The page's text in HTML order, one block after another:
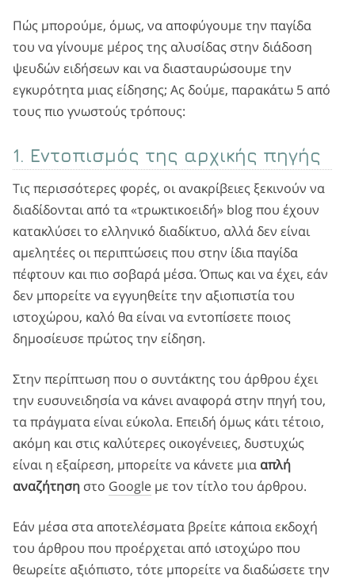
Πώς μπορούμε, όμως, να αποφύγουμε την παγίδα
του να γίνουμε μέρος της αλυσίδας στην διάδοση
ψευδών ειδήσεων και να διασταυρώσουμε την
εγκυρότητα μιας είδησης; Ας δούμε, παρακάτω 5 από
τους πιο γνωστούς τρόπους:
1. Εντοπισμός της αρχικής πηγής
Τις περισσότερες φορές, οι ανακρίβειες ξεκινούν να
διαδίδονται από τα «τρωκτικοειδή» blog που έχουν
κατακλύσει το ελληνικό διαδίκτυο, αλλά δεν είναι
αμελητέες οι περιπτώσεις που στην ίδια παγίδα
πέφτουν και πιο σοβαρά μέσα. Όπως και να έχει, εάν
δεν μπορείτε να εγγυηθείτε την αξιοπιστία του
ιστοχώρου, καλό θα είναι να εντοπίσετε ποιος
δημοσίευσε πρώτος την είδηση.
Στην περίπτωση που ο συντάκτης του άρθρου έχει
την ευσυνειδησία να κάνει αναφορά στην πηγή του,
τα πράγματα είναι εύκολα. Επειδή όμως κάτι τέτοιο,
ακόμη και στις καλύτερες οικογένειες, δυστυχώς
είναι η εξαίρεση, μπορείτε να κάνετε μια απλή
αναζήτηση στο Google με τον τίτλο του άρθρου.
Εάν μέσα στα αποτελέσματα βρείτε κάποια εκδοχή
του άρθρου που προέρχεται από ιστοχώρο που
θεωρείτε αξιόπιστο, τότε μπορείτε να διαδώσετε την